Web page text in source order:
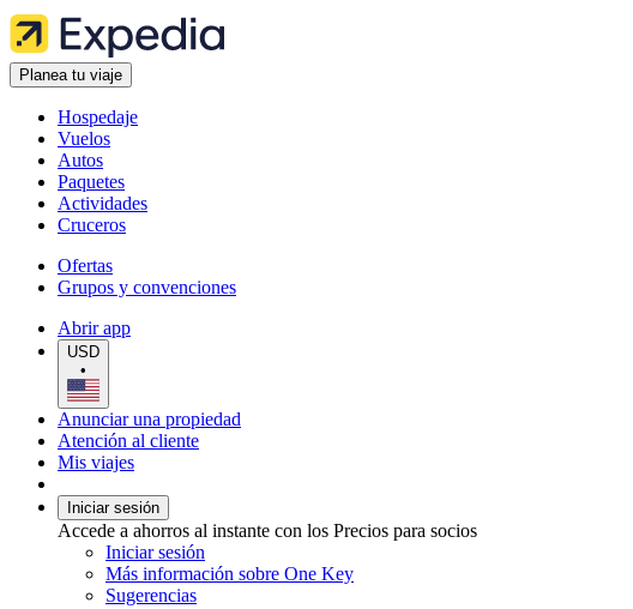
Planea tu viaje
Hospedaje
Vuelos
Autos
Paquetes
Actividades
Cruceros
Ofertas
Grupos y convenciones
Abrir app
USD
•
Anunciar una propiedad
Atención al cliente
Mis viajes
Iniciar sesión
Accede a ahorros al instante con los Precios para socios
Iniciar sesión
Más información sobre One Key
Sugerencias